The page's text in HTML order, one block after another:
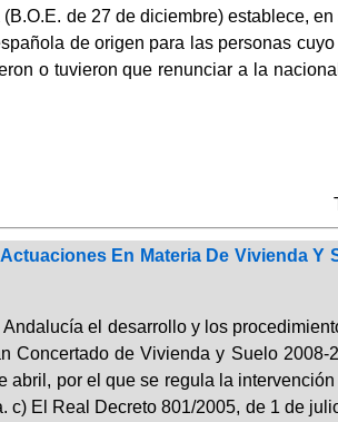
de 27 de diciembre) establece,
de origen para las personas
o tuvieron que renunciar a la
En Materia De Vivienda Y
el desarrollo y los
Concertado de Vivienda y Suelo 2008-
abril, por el que se regula la
El Real Decreto 801/2005, de 1 de